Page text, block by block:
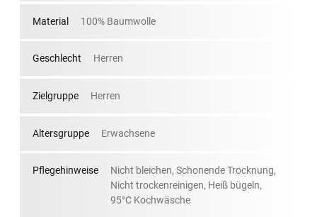
Material 100% Baumwolle
Geschlecht Herren
Zielgruppe Herren
Altersgruppe Erwachsene
Pflegehinweise
Nicht bleichen, Schonende Trocknung,
Nicht trockenreinigen, Heiß bügeln,
95°C Kochwäsche